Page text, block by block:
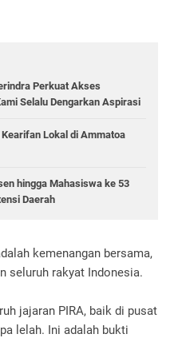
Perkuat Akses
Selalu Dengarkan Aspirasi
Lokal di Ammatoa
hingga Mahasiswa ke 53
Daerah
kemenangan bersama,
seluruh rakyat Indonesia.
jajaran PIRA, baik di pusat
lelah. Ini adalah bukti